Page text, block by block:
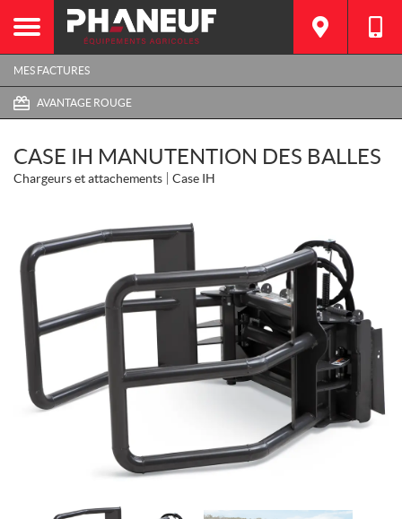
MES FACTURES
AVANTAGE ROUGE
CASE IH MANUTENTION DES BALLES
Chargeurs et attachements Case IH